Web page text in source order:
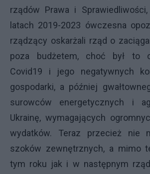
rządów Prawa i
latach 2019-2023 ówczesna
rządzący oskarżali rząd o
poza budżetem, choć był to
Covid19 i jego negatywnych
gospodarki, a później
surowców energetycznych i
Ukrainę, wymagających
wydatków. Teraz przecież
szoków zewnętrznych, a mimo
tym roku jak i w następnym